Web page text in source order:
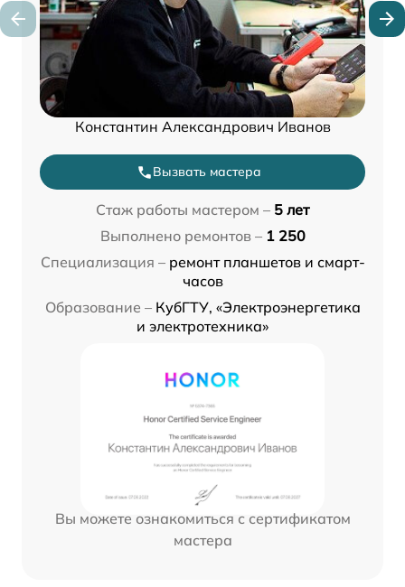
Константин Александрович Иванов
Вызвать мастера
Стаж работы мастером – 5 лет
Выполнено ремонтов – 1 250
Специализация – ремонт планшетов и смарт-
часов
Образование – КубГТУ, «Электроэнергетика
и электротехника»
Вы можете ознакомиться с сертификатом
мастера